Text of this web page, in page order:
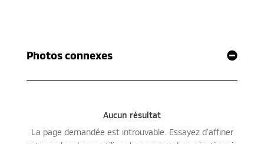
Photos connexes